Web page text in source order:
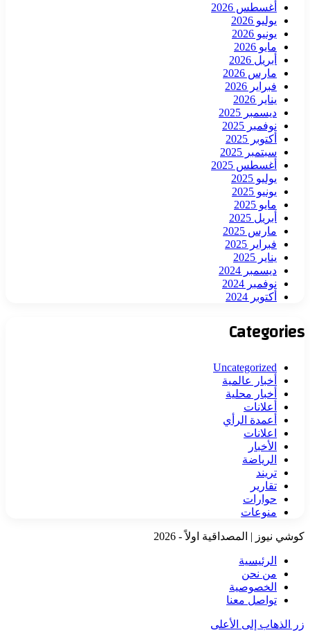
أغسطس 2026
يوليو 2026
يونيو 2026
مايو 2026
أبريل 2026
مارس 2026
فبراير 2026
يناير 2026
ديسمبر 2025
نوفمبر 2025
أكتوبر 2025
سبتمبر 2025
أغسطس 2025
يوليو 2025
يونيو 2025
مايو 2025
أبريل 2025
مارس 2025
فبراير 2025
يناير 2025
ديسمبر 2024
نوفمبر 2024
أكتوبر 2024
Categories
Uncategorized
أخبار عالمية
أخبار محلية
أعلانات
أعمدة الرأي
اعلانات
الأخبار
الرياضة
تريند
تقارير
حوارات
منوعات
كوشي نيوز | المصداقية اولاً - 2026
الرئيسية
من نحن
الخصوصية
تواصل معنا
زر الذهاب إلى الأعلى